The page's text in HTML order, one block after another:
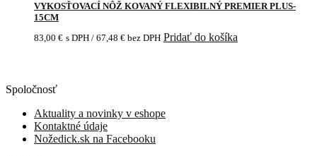
VYKOSŤOVACÍ NÔŽ KOVANÝ FLEXIBILNÝ PREMIER PLUS-
15CM
83,00 € s DPH / 67,48 € bez DPH Pridať do košíka
Spoločnosť
Aktuality a novinky v eshope
Kontaktné údaje
Nožedick.sk na Facebooku